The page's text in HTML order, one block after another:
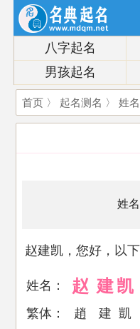
八字起名
男孩起名
首页 〉 起名测名 〉 姓
姓名
赵建凯，您好，以
姓名： 赵 建凯
繁体： 趙 建 凱